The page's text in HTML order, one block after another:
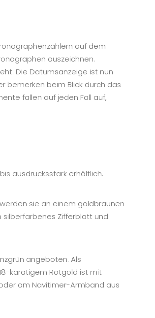
auf dem
auszeichnen.
Die Datumsanzeige ist nun
bemerken beim Blick durch das
fallen auf jeden Fall auf,
ausdrucksstark erhältlich.
sie an einem goldbraunen
Zifferblatt und
angeboten. Als
karätigem Rotgold ist mit
am Navitimer-Armband aus